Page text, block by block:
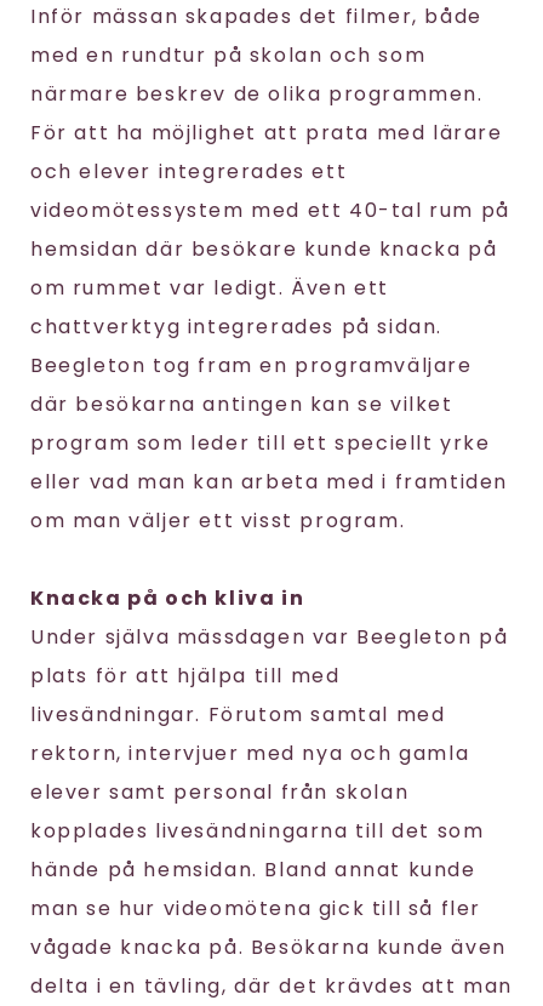
Inför mässan skapades det filmer, både
med en rundtur på skolan och som
närmare beskrev de olika programmen.
För att ha möjlighet att prata med lärare
och elever integrerades ett
videomötessystem med ett 40-tal rum på
hemsidan där besökare kunde knacka på
om rummet var ledigt. Även ett
chattverktyg integrerades på sidan.
Beegleton tog fram en programväljare
där besökarna antingen kan se vilket
program som leder till ett speciellt yrke
eller vad man kan arbeta med i framtiden
om man väljer ett visst program.
Knacka på och kliva in
Under själva mässdagen var Beegleton på
plats för att hjälpa till med
livesändningar. Förutom samtal med
rektorn, intervjuer med nya och gamla
elever samt personal från skolan
kopplades livesändningarna till det som
hände på hemsidan. Bland annat kunde
man se hur videomötena gick till så fler
vågade knacka på. Besökarna kunde även
delta i en tävling, där det krävdes att man